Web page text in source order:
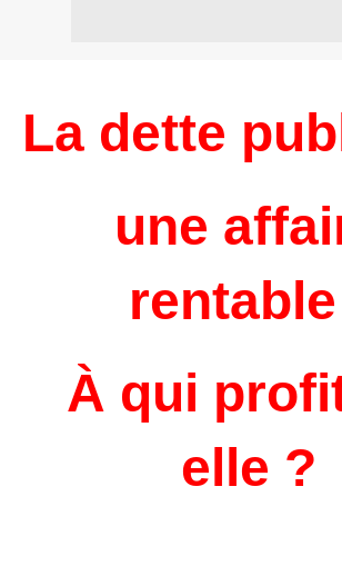
La dette
une
À qui
elle ?